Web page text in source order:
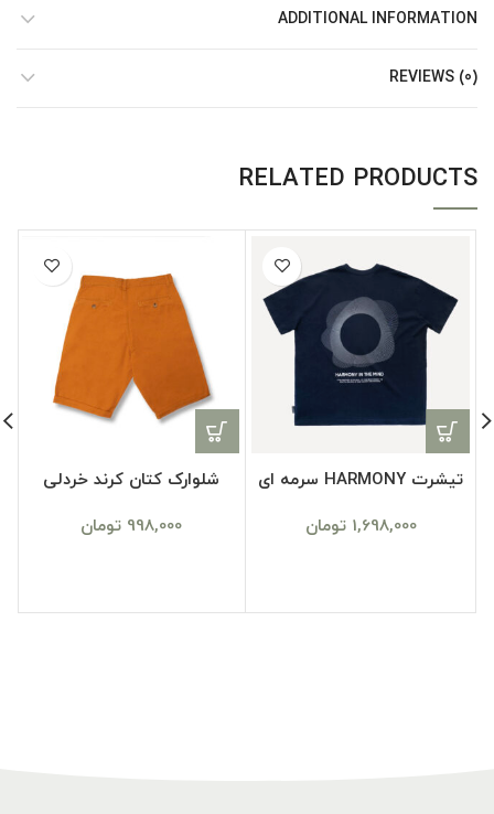
ADDITIONAL INFORMATION
REVIEWS (0)
RELATED PRODUCTS
تیشرت HARMONY سرمه ای
1,698,000 تومان
شلوارک کتان کرند خردلی
998,000 تومان